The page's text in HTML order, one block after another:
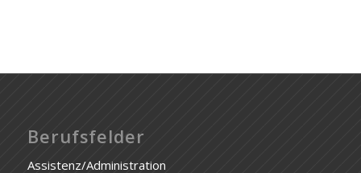
Berufsfelder
Assistenz/Administration